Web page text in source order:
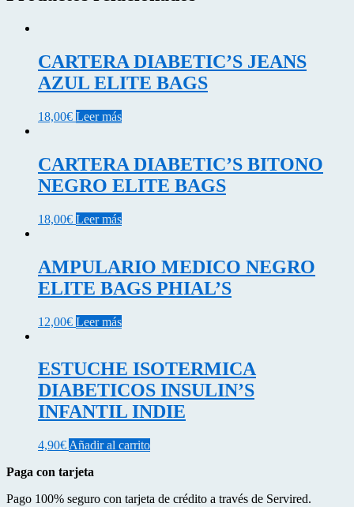
CARTERA DIABETIC’S JEANS
AZUL ELITE BAGS
18,00€ Leer más
CARTERA DIABETIC’S BITONO
NEGRO ELITE BAGS
18,00€ Leer más
AMPULARIO MEDICO NEGRO
ELITE BAGS PHIAL’S
12,00€ Leer más
ESTUCHE ISOTERMICA
DIABETICOS INSULIN’S
INFANTIL INDIE
4,90€ Añadir al carrito
Paga con tarjeta
Pago 100% seguro con tarjeta de crédito a través de Servired.